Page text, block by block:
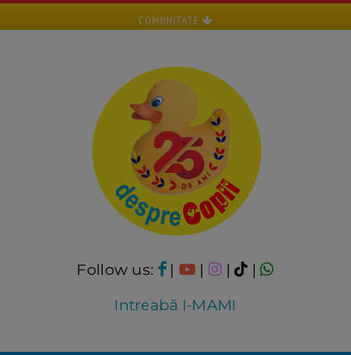
COMUNITATE
Follow us: | | |
|
Intreabă I-MAMI